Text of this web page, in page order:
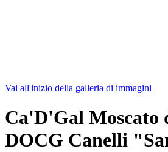
Vai all'inizio della galleria di immagini
Ca'D'Gal Moscato
DOCG Canelli